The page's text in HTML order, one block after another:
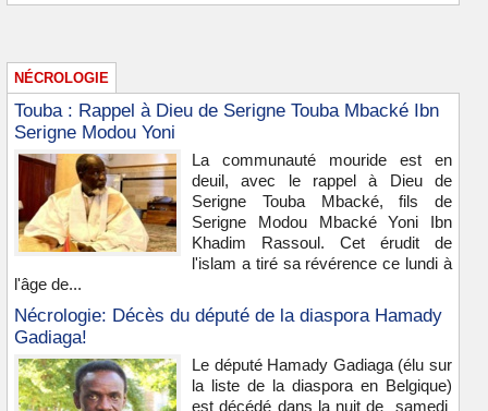
NÉCROLOGIE
Touba : Rappel à Dieu de Serigne Touba Mbacké Ibn
Serigne Modou Yoni
La communauté mouride est en
deuil, avec le rappel à Dieu de
Serigne Touba Mbacké, fils de
Serigne Modou Mbacké Yoni Ibn
Khadim Rassoul. Cet érudit de
l'islam a tiré sa révérence ce lundi à
l'âge de...
Nécrologie: Décès du député de la diaspora Hamady
Gadiaga!
Le député Hamady Gadiaga (élu sur
la liste de la diaspora en Belgique)
est décédé dans la nuit de samedi